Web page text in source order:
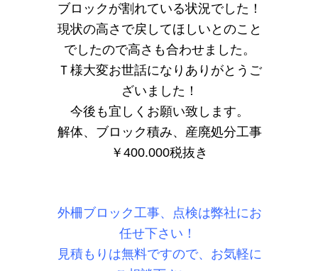
ブロックが割れている状況でした！
現状の高さで戻してほしいとのこと
でしたので高さも合わせました。
Ｔ様大変お世話になりありがとうご
ざいました！
今後も宜しくお願い致します。
解体、ブロック積み、産廃処分工事
￥400.000税抜き
外柵ブロック工事、点検は弊社にお
任せ下さい！
見積もりは無料ですので、お気軽に